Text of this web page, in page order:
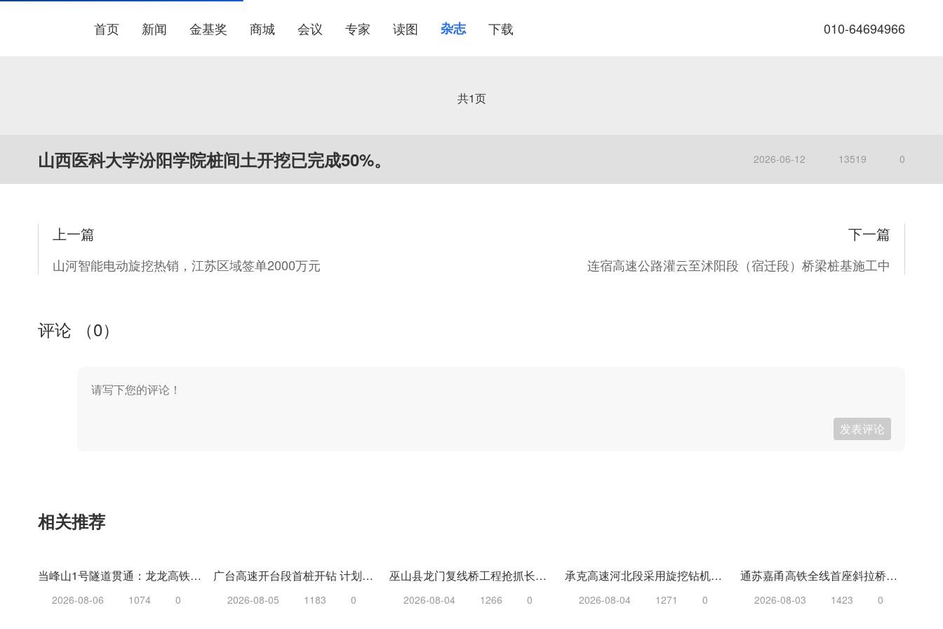
首页 新闻 金基奖 商城 会议 专家 读图 杂志 下载 010-64694966
共1页
山西医科大学汾阳学院桩间土开挖已完成50%。 2026-06-12 13519 0
上一篇
山河智能电动旋挖热销，江苏区域签单2000万元
下一篇
连宿高速公路灌云至沭阳段（宿迁段）桥梁桩基施工中
评论 （0）
发表评论
相关推荐
当峰山1号隧道贯通：龙龙高铁（武梅段）重难点工程取得阶段性突破
2026-08-06 1074 0
广台高速开台段首桩开钻 计划年内全面开工
2026-08-05 1183 0
巫山县龙门复线桥工程抢抓长江枯水窗口期完成水下桩基
2026-08-04 1266 0
承克高速河北段采用旋挖钻机湿式成孔工法
2026-08-04 1271 0
通苏嘉甬高铁全线首座斜拉桥合龙，全桥桩基均获评Ⅰ类优质桩基
2026-08-03 1423 0